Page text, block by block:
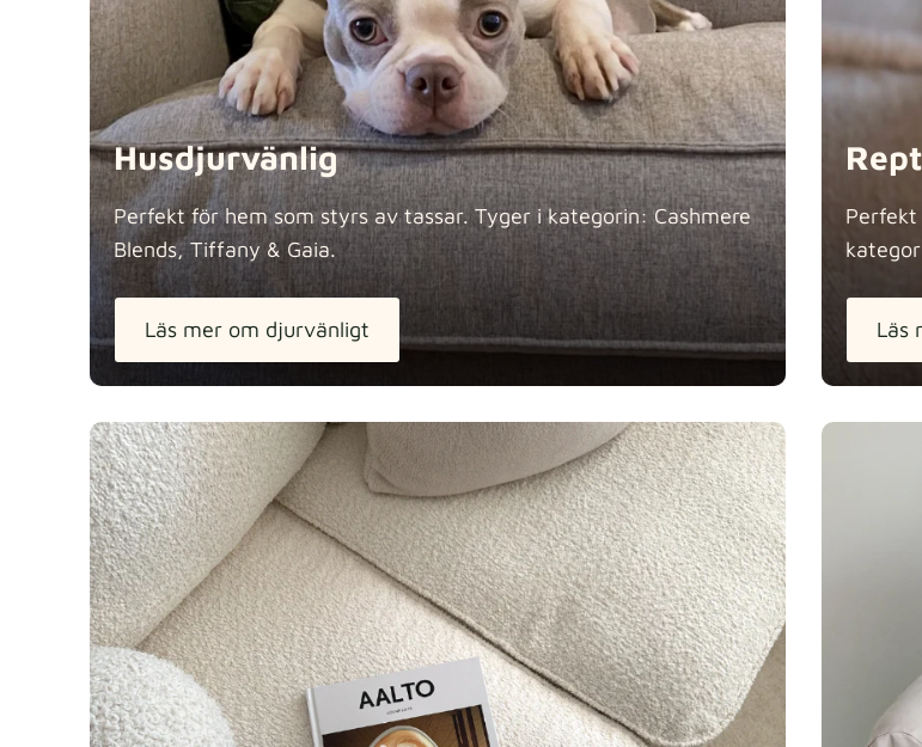
Husdjurvänlig
Perfekt för hem som styrs av tassar. Tyger i kategorin: Cashmere
Blends, Tiffany & Gaia.
Läs mer om djurvänligt
Perfekt
Läs